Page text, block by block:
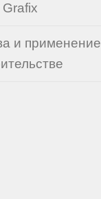
и